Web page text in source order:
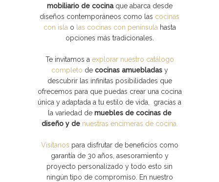
mobiliario de cocinaque abarca desde
diseños contemporáneos como las cocinas
con islao las cocinas con penínsulahasta
opciones más tradicionales.
Te invitamos a explorar nuestro catálogo
completo de cocinas amuebladasy
descubrir las infinitas posibilidades que
ofrecemos para que puedas crear una cocina
única y adaptada a tu estilo de vida, gracias a
la variedad de muebles de cocinas de
diseño y de nuestras encimeras de cocina.
Visítanos para disfrutar de beneficios como
garantía de 30 años, asesoramiento y
proyecto personalizado y todo esto sin
ningún tipo de compromiso. En nuestro